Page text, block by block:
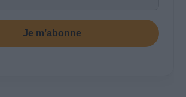
Je m’abonne